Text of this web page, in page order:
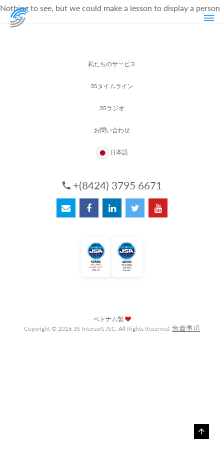
Nothing to see, but we could make a lesson to display a person
私たちのサービス
3Sタイムライン
3Sラジオ
お問い合わせ
日本語
+(8424) 3795 6671
ベトナム製
Copyright © 2016 3S Intersoft JSC. All Rights Reserved. 免責事項